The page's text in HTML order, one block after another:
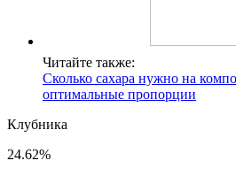
Читайте также:
Сколько сахара нужно на
оптимальные пропорции
Клубника
24.62%